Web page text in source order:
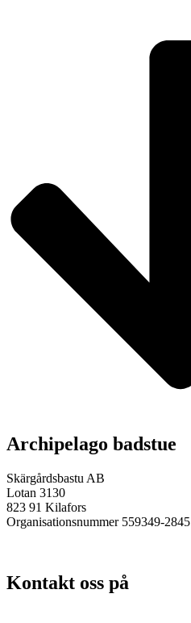
Archipelago badstue
Skärgårdsbastu AB
Lotan 3130
823 91 Kilafors
Organisationsnummer 559349-2845
Kontakt oss på